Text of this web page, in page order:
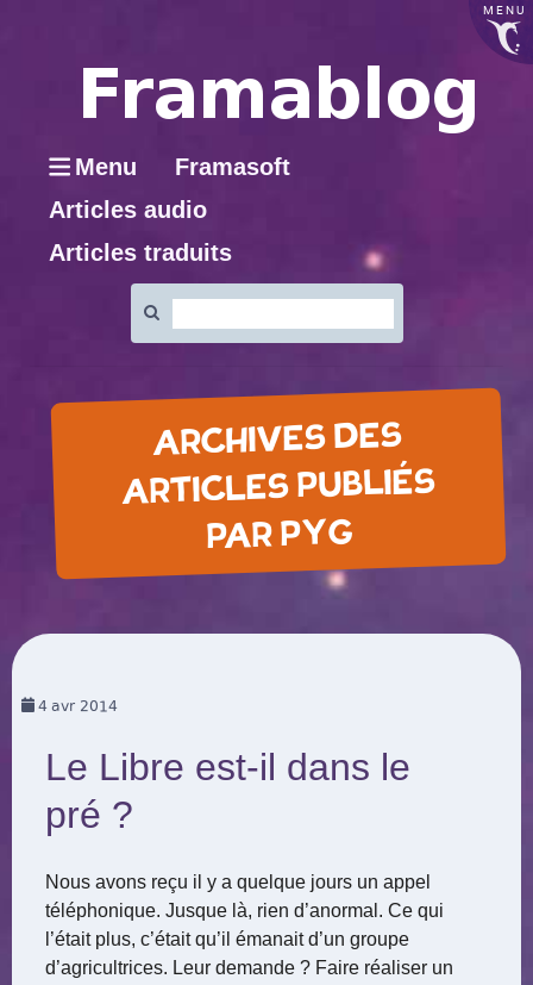
MENU
Menu
Framasoft
Articles audio
Articles traduits
:
ARCHIVES DES
ARTICLES PUBLIÉS
PAR PYG
4avr 2014
Le Libre est-il dans le
pré ?
Nous avons reçu il y a quelque jours un appel
téléphonique. Jusque là, rien d’anormal. Ce qui
l’était plus, c’était qu’il émanait d’un groupe
d’agricultrices. Leur demande ? Faire réaliser un